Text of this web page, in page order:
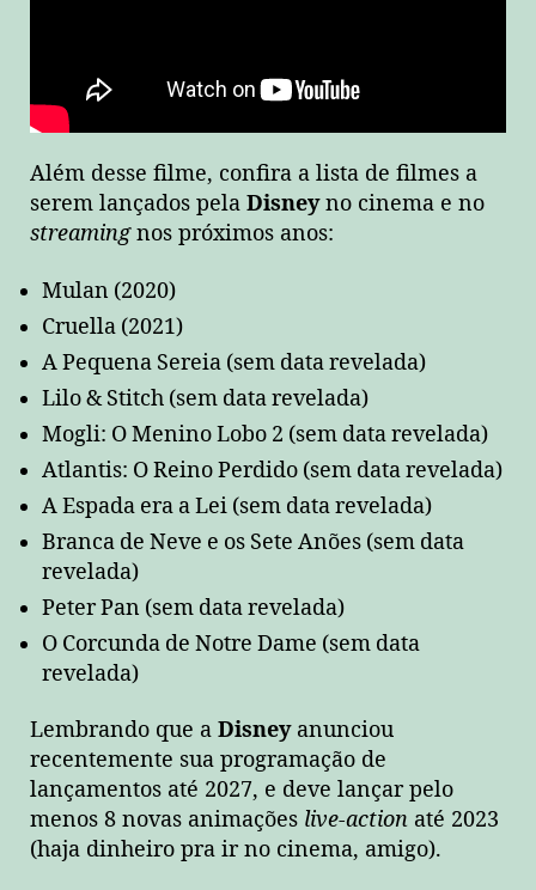
Além desse filme, confira a lista de filmes a
serem lançados pela Disneyno cinema e no
streamingnos próximos anos:
Mulan (2020)
Cruella (2021)
A Pequena Sereia (sem data revelada)
Lilo & Stitch (sem data revelada)
Mogli: O Menino Lobo 2 (sem data revelada)
Atlantis: O Reino Perdido (sem data revelada)
A Espada era a Lei (sem data revelada)
Branca de Neve e os Sete Anões (sem data
revelada)
Peter Pan (sem data revelada)
O Corcunda de Notre Dame (sem data
revelada)
Lembrando que a Disneyanunciou
recentemente sua programação de
lançamentos até 2027, e deve lançar pelo
menos 8 novas animações live-action até 2023
(haja dinheiro pra ir no cinema, amigo).